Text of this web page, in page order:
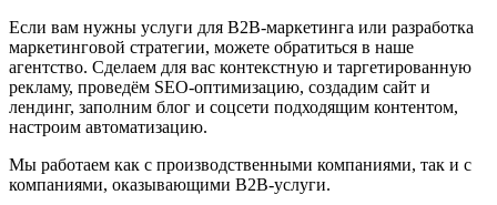
Если вам нужны услуги для В2В-маркетинга или разработка
маркетинговой стратегии, можете обратиться в наше
агентство. Сделаем для вас контекстную и таргетированную
рекламу, проведём SEO-оптимизацию, создадим сайт и
лендинг, заполним блог и соцсети подходящим контентом,
настроим автоматизацию.
Мы работаем как с производственными компаниями, так и с
компаниями, оказывающими В2В-услуги.